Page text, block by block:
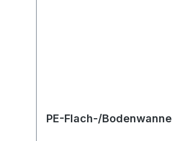
PE-Flach-/Bodenwanne